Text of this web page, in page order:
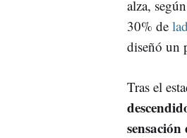
alza,
30% de
diseñó un
Tras el